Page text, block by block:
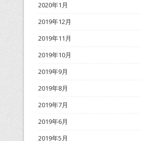
2020年1月
2019年12月
2019年11月
2019年10月
2019年9月
2019年8月
2019年7月
2019年6月
2019年5月